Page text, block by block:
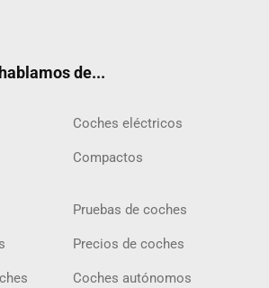
de...
Coches eléctricos
Compactos
Pruebas de coches
Precios de coches
Coches autónomos